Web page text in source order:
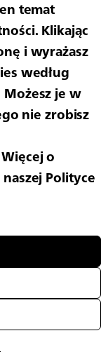
temat
Klikając
i wyrażasz
według
je w
nie zrobisz
o
Polityce
reserved.